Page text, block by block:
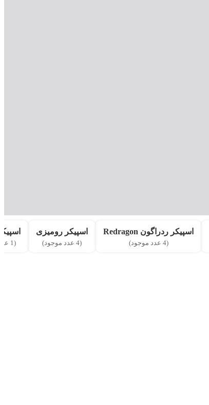
اسپیکر ردراگون Redragon
(4 عدد موجود)
اسپیکر رومیزی
(4 عدد موجود) (1 عدد موجود)